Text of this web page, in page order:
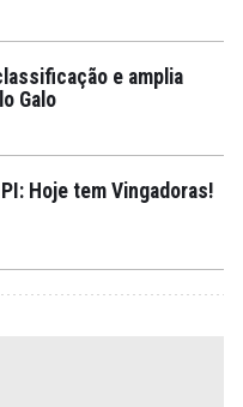
e amplia
Galo
Hoje tem Vingadoras!